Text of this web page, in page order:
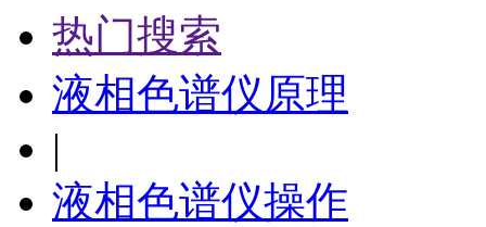
热门搜索
液相色谱仪原理
|
液相色谱仪操作